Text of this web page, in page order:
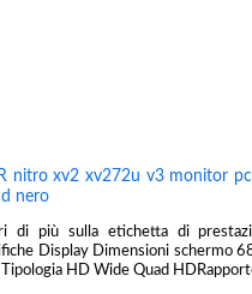
nitro xv2 xv272u v3 monitor
nero
di più sulla etichetta di
Display Dimensioni schermo
Tipologia HD Wide Quad